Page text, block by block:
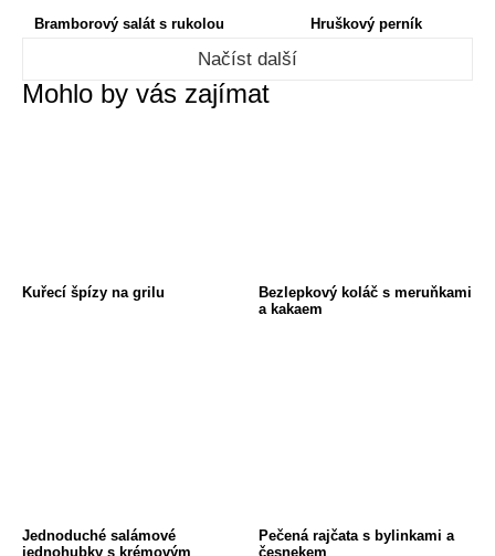
Bramborový salát s rukolou Hruškový perník
Načíst další
Mohlo by vás zajímat
Kuřecí špízy na grilu
Bezlepkový koláč s meruňkami
a kakaem
Jednoduché salámové
jednohubky s krémovým
Pečená rajčata s bylinkami a
česnekem